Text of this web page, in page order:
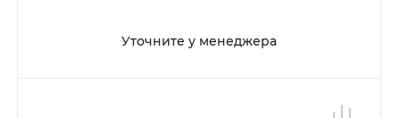
Уточните у менеджера